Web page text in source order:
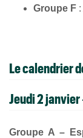
Groupe F
Le calendrier
Jeudi 2 janvier
Groupe A –